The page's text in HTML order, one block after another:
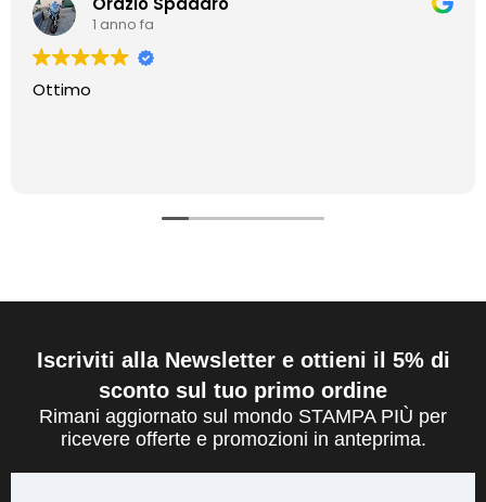
1 anno fa
Ottimo
Iscriviti alla Newsletter e ottieni il 5% di
sconto sul tuo primo ordine
Rimani aggiornato sul mondo STAMPA PIÙ per
ricevere offerte e promozioni in anteprima.